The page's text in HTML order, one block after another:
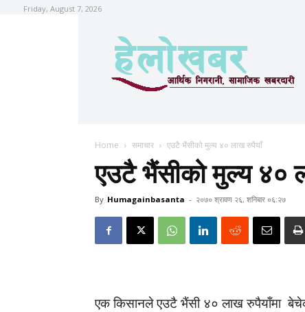
Friday, August 7, 2026
Home समाचार एउटै भैंसीको मुल्य ४० लाख रुपैयाँ
एउटै भैंसीको मुल्य ४०
By Humagainbasanta - २०७० श्रावण २६, शनिबार ०६:२७
एक किसानले एउटै भैंसी ४० लाख रुपैयाँमा